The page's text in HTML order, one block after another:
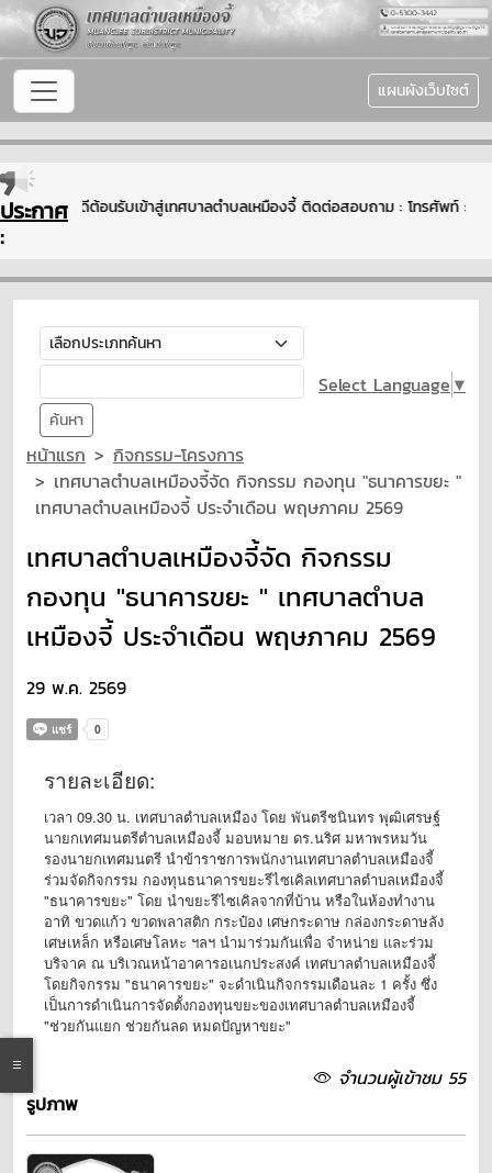
แผนผังเว็บไซต์
ประกาศ
:
ยินดีต้อนรับเข้าสู่เทศบาลตำบลเหมืองจี้ ติดต่อสอบถาม : โทรศัพท์ : 0-
ค้นหา
Select Language ▼
หน้าแรก
กิจกรรม-โครงการ
เทศบาลตำบลเหมืองจี้จัด กิจกรรม กองทุน "ธนาคารขยะ "
เทศบาลตำบลเหมืองจี้ ประจำเดือน พฤษภาคม 2569
เทศบาลตำบลเหมืองจี้จัด กิจกรรม
กองทุน "ธนาคารขยะ " เทศบาลตำบล
เหมืองจี้ ประจำเดือน พฤษภาคม 2569
29 พ.ค. 2569
รายละเอียด:
เวลา 09.30 น. เทศบาลตำบลเหมือง โดย พันตรีชนินทร พุฒิเศรษฐ์
นายกเทศมนตรีตำบลเหมืองจี้ มอบหมาย ดร.นริศ มหาพรหมวัน
รองนายกเทศมนตรี นำข้าราชการพนักงานเทศบาลตำบลเหมืองจี้
ร่วมจัดกิจกรรม กองทุนธนาคารขยะรีไซเคิลเทศบาลตำบลเหมืองจี้
"ธนาคารขยะ" โดย นำขยะรีไซเคิลจากที่บ้าน หรือในห้องทำงาน
อาทิ ขวดแก้ว ขวดพลาสติก กระป๋อง เศษกระดาษ กล่องกระดาษลัง
เศษเหล็ก หรือเศษโลหะ ฯลฯ นำมาร่วมกันเพื่อ จำหน่าย และร่วม
บริจาค ณ บริเวณหน้าอาคารอเนกประสงค์ เทศบาลตำบลเหมืองจี้
โดยกิจกรรม "ธนาคารขยะ" จะดำเนินกิจกรรมเดือนละ 1 ครั้ง ซึ่ง
เป็นการดำเนินการจัดตั้งกองทุนขยะของเทศบาลตำบลเหมืองจี้
"ช่วยกันแยก ช่วยกันลด หมดปัญหาขยะ"
จำนวนผู้เข้าชม 55
รูปภาพ